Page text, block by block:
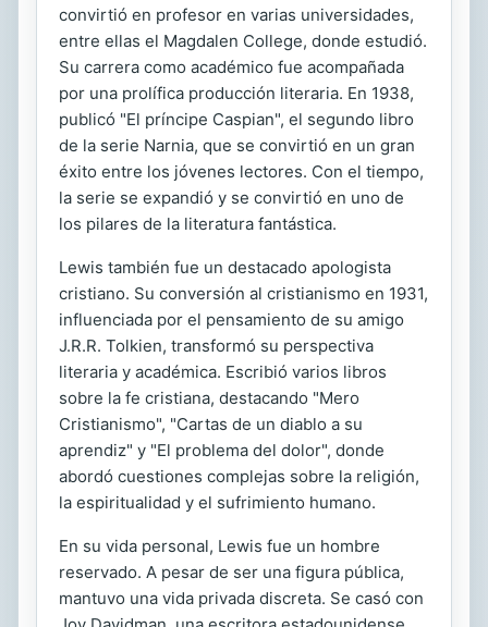
convirtió en profesor en varias universidades,
entre ellas el Magdalen College, donde estudió.
Su carrera como académico fue acompañada
por una prolífica producción literaria. En 1938,
publicó "El príncipe Caspian", el segundo libro
de la serie Narnia, que se convirtió en un gran
éxito entre los jóvenes lectores. Con el tiempo,
la serie se expandió y se convirtió en uno de
los pilares de la literatura fantástica.
Lewis también fue un destacado apologista
cristiano. Su conversión al cristianismo en 1931,
influenciada por el pensamiento de su amigo
J.R.R. Tolkien, transformó su perspectiva
literaria y académica. Escribió varios libros
sobre la fe cristiana, destacando "Mero
Cristianismo", "Cartas de un diablo a su
aprendiz" y "El problema del dolor", donde
abordó cuestiones complejas sobre la religión,
la espiritualidad y el sufrimiento humano.
En su vida personal, Lewis fue un hombre
reservado. A pesar de ser una figura pública,
mantuvo una vida privada discreta. Se casó con